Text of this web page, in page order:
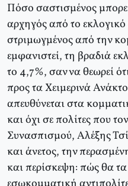
Πόσο σαστισμένος
αρχηγός από το
στριμωγμένος από την
εμφανιστεί, τη βραδιά
το 4,7%, σαν να θεωρεί
προς τα Χειμερινά
απευθύνεται στα
και όχι σε πολίτες που
Συνασπισμού, Αλέξης
και άνετος, την
και περίσκεψη: πώς θα